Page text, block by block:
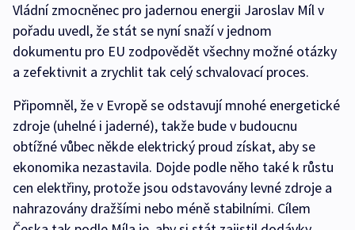
Vládní zmocněnec pro jadernou energii Jaroslav Míl v
pořadu uvedl, že stát se nyní snaží v jednom
dokumentu pro EU zodpovědět všechny možné otázky
a zefektivnit a zrychlit tak celý schvalovací proces.
Připomněl, že v Evropě se odstavují mnohé energetické
zdroje (uhelné i jaderné), takže bude v budoucnu
obtížné vůbec někde elektrický proud získat, aby se
ekonomika nezastavila. Dojde podle něho také k růstu
cen elektřiny, protože jsou odstavovány levné zdroje a
nahrazovány dražšími nebo méně stabilními. Cílem